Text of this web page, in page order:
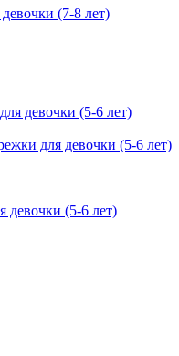
(7-8 лет)
для девочки (5-6 лет)
девочки (5-6 лет)